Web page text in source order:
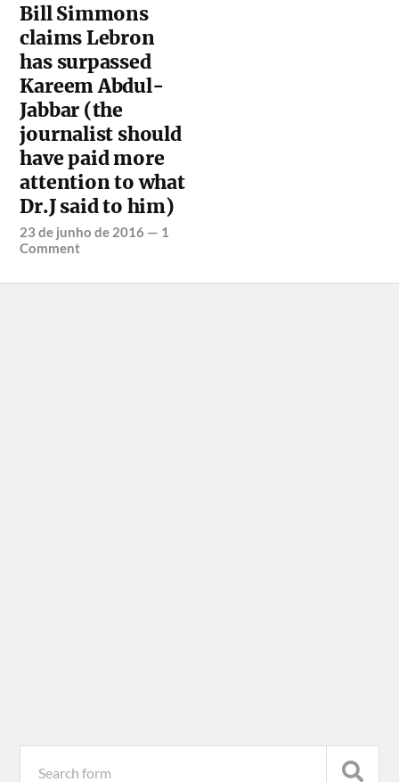
Bill Simmons
claims Lebron
has surpassed
Kareem Abdul-
Jabbar (the
journalist should
have paid more
attention to what
Dr.J said to him)
23 de junho de 2016 — 1
Comment